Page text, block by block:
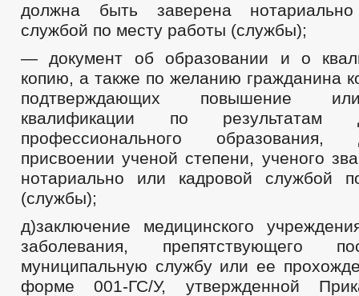
должна быть заверена
службой по месту работы (службы);
— документ об образовании и о
копию, а также по желанию гражданина
подтверждающих повышение
квалификации по результатам
профессионального
присвоении ученой степени, ученого
нотариально или кадровой службой
(службы);
д)заключение медицинского
заболевания, препятствующего
муниципальную службу или ее
форме 001-ГС/У, утвержденной